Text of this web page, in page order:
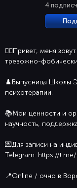
4
✌🏻Привет, меня
тревожно-
♟️Выпусница Школы
психотерапии.
📚Мои ценности и
научность,
💌Для записи на
Telegram: https://
📍Online / очно в